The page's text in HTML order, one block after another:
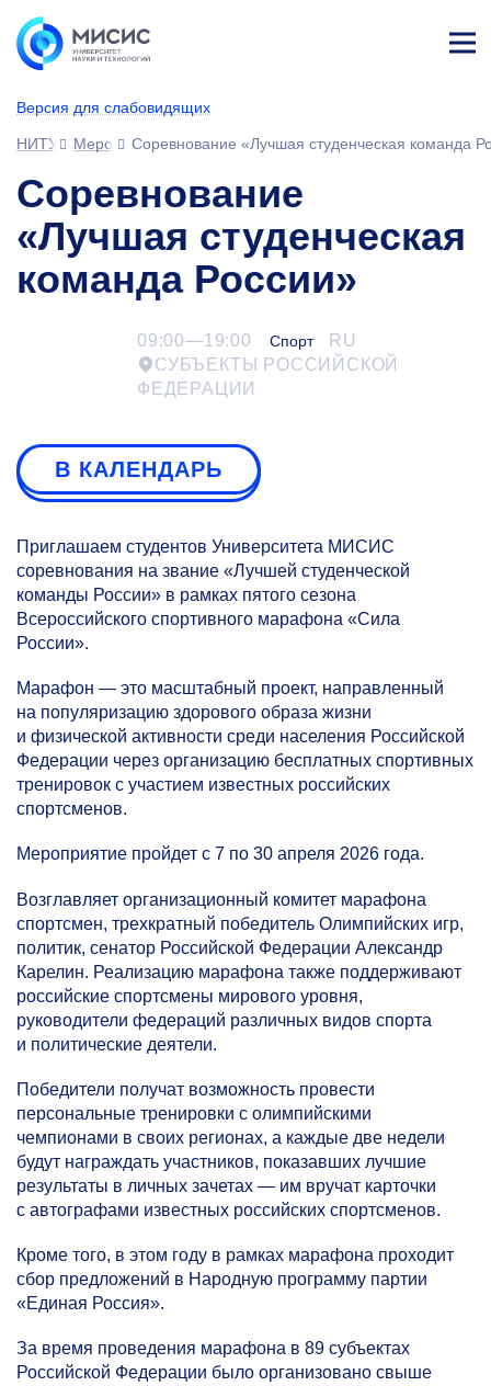
Версия для слабовидящих
ине
НИТУ МИСИСМероприятияСоревнование «Лучшая студенческая команда
Соревнование
«Лучшая студенческая
команда России»
09:00—19:00 Спорт
RU
СУБЪЕКТЫ РОССИЙСКОЙ
ФЕДЕРАЦИИ
В КАЛЕНДАРЬ
Приглашаем студентов Университета МИСИС
соревнования на звание «Лучшей студенческой
команды России» в рамках пятого сезона
Всероссийского спортивного марафона «Сила
России».
Марафон — это масштабный проект, направленный
на популяризацию здорового образа жизни
и физической активности среди населения Российской
Федерации через организацию бесплатных спортивных
тренировок с участием известных российских
спортсменов.
Мероприятие пройдет с 7 по 30 апреля 2026 года.
Возглавляет организационный комитет марафона
спортсмен, трехкратный победитель Олимпийских игр,
политик, сенатор Российской Федерации Александр
Карелин. Реализацию марафона также поддерживают
российские спортсмены мирового уровня,
руководители федераций различных видов спорта
и политические деятели.
Победители получат возможность провести
персональные тренировки с олимпийскими
чемпионами в своих регионах, а каждые две недели
будут награждать участников, показавших лучшие
результаты в личных зачетах — им вручат карточки
с автографами известных российских спортсменов.
Кроме того, в этом году в рамках марафона проходит
сбор предложений в Народную программу партии
«Единая Россия».
За время проведения марафона в 89 субъектах
Российской Федерации было организовано свыше